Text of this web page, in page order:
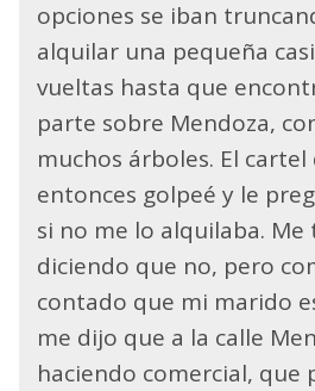
opciones se iban
alquilar una pequeña
vueltas hasta que
parte sobre Mendoza,
muchos árboles. El cartel
entonces golpeé y le
si no me lo alquilaba.
diciendo que no, pero
contado que mi marido
me dijo que a la calle
haciendo comercial, que